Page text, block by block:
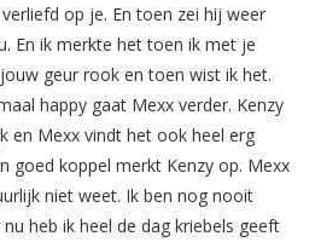
op je. En toen zei hij weer
En ik merkte het toen ik met je
geur rook en toen wist ik het.
happy gaat Mexx verder. Kenzy
en Mexx vindt het ook heel erg
goed koppel merkt Kenzy op. Mexx
niet weet. Ik ben nog nooit
heb ik heel de dag kriebels geeft